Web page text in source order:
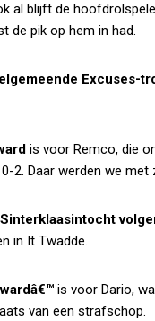
al blijft de
de pik op hem in had.
Excuses-
is voor Remco, die
2. Daar werden we met
in It Twadde.
is voor Dario,
van een strafschop.